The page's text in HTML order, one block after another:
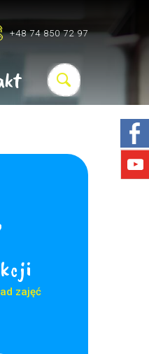
+48 74 850 72 97
zajęć